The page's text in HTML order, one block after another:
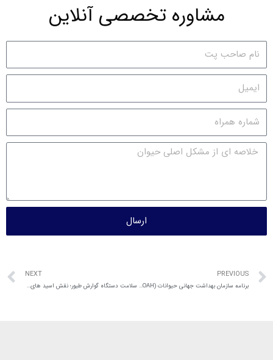
مشاوره تخصصی آنلاین
ارسال
PREVIOUS
برنامه سازمان بهداشت جهانی حیوانات (WOAH) برای مقابله با مقاومت میکروبی
NEXT
سلامت دستگاه گوارش طیور؛ نقش اسید های آلی